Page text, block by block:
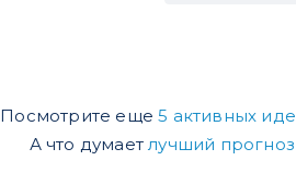
Посмотрите еще5 активных
А что думаетлучший